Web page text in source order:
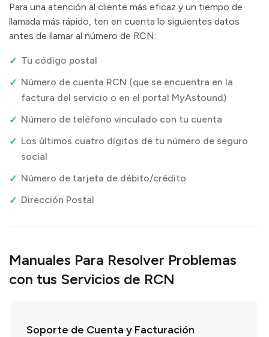
Para una atención al cliente más eficaz y un tiempo de
llamada más rápido, ten en cuenta lo siguientes datos
antes de llamar al número de RCN:
Tu código postal
Número de cuenta RCN (que se encuentra en la
factura del servicio o en el portal MyAstound)
Número de teléfono vinculado con tu cuenta
Los últimos cuatro dígitos de tu número de seguro
social
Número de tarjeta de débito/crédito
Dirección Postal
Manuales Para Resolver Problemas
con tus Servicios de RCN
Soporte de Cuenta y Facturación